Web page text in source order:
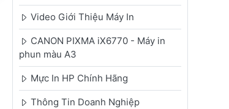
Video Giới Thiệu Máy In
CANON PIXMA iX6770 - Máy in
phun màu A3
Mực In HP Chính Hãng
Thông Tin Doanh Nghiệp